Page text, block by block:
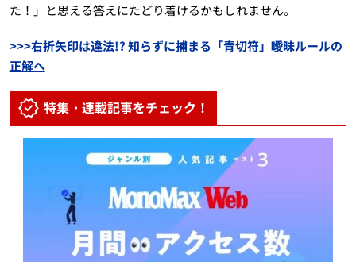
た！」と思える答えにたどり着けるかもしれません。
>>>右折矢印は違法!? 知らずに捕まる「青切符」曖昧ルールの
正解へ
特集・連載記事をチェック！